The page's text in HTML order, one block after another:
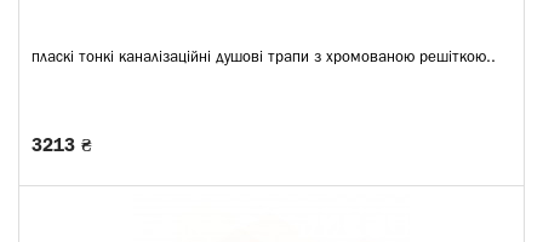
пласкі тонкі каналізаційні душові трапи з хромованою решіткою..
3213 ₴